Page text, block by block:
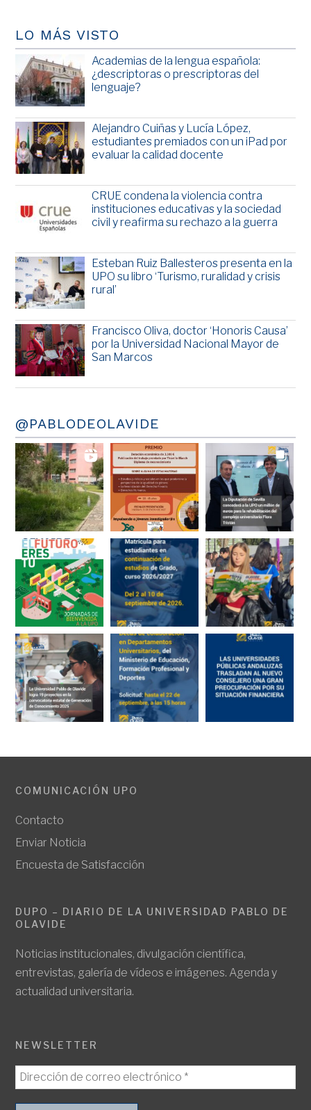
LO MÁS VISTO
Academias de la lengua española:
¿descriptoras o prescriptoras del
lenguaje?
Alejandro Cuiñas y Lucía López,
estudiantes premiados con un iPad por
evaluar la calidad docente
CRUE condena la violencia contra
instituciones educativas y la sociedad
civil y reafirma su rechazo a la guerra
Esteban Ruiz Ballesteros presenta en la
UPO su libro ‘Turismo, ruralidad y crisis
rural’
Francisco Oliva, doctor ‘Honoris Causa’
por la Universidad Nacional Mayor de
San Marcos
@PABLODEOLAVIDE
COMUNICACIÓN UPO
Contacto
Enviar Noticia
Encuesta de Satisfacción
DUPO – DIARIO DE LA UNIVERSIDAD PABLO DE
OLAVIDE
Noticias institucionales, divulgación científica,
entrevistas, galería de vídeos e imágenes. Agenda y
actualidad universitaria.
NEWSLETTER